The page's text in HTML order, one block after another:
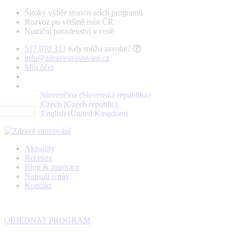
Široký výběr stravovacích programů
Rozvoz po většině míst ČR
Nutriční poradenství v ceně
517 070 333 Kdy můžu zavolat?
info@zdravestravovani.cz
Můj účet
Aktuality
Recenze
Blog & inspirace
Napsali o nás
Kontakt
OBJEDNAT PROGRAM